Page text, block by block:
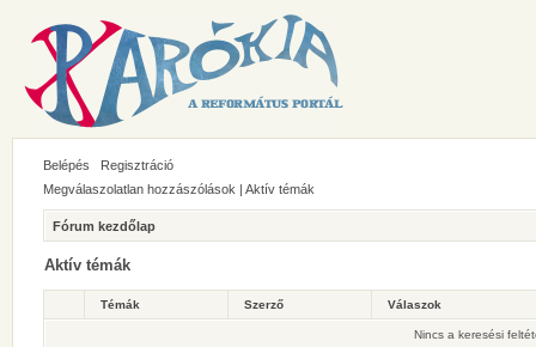
Belépés
Regisztráció
Megválaszolatlan hozzászólások | Aktív témák
Fórum kezdőlap
Aktív témák
Témák Szerző Válaszok
Nincs a keresési